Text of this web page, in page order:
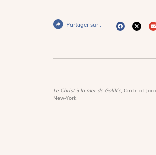
Partager sur :
Le Christ à la mer de Galilée, Circle of
New-York